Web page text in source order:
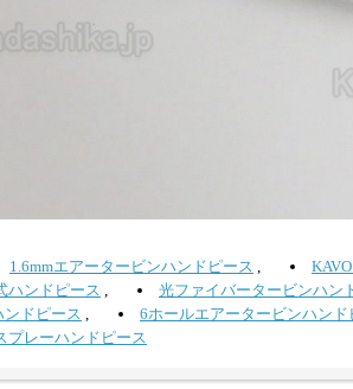
1.6mmエアータービンハンドピース ,
ハンドピース ,
光ファイバータービンハン
ンドピース ,
6ホールエアータービンハンド
プレーハンドピース